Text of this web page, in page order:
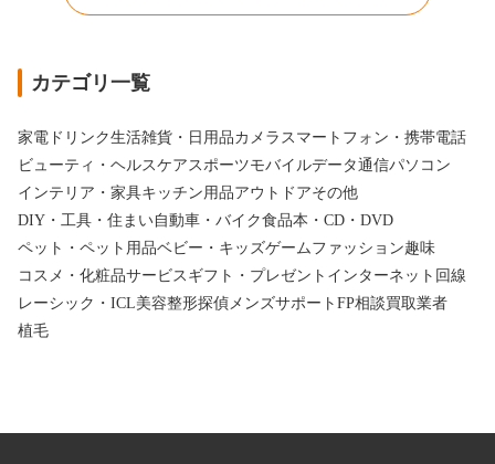
カテゴリ一覧
家電 ドリンク生活雑貨・日用品カメラ スマートフォン・携帯電話
ビューティ・ヘルスケアスポーツモバイルデータ通信パソコン
インテリア・家具キッチン用品アウトドアその他
DIY・工具・住まい自動車・バイク食品本・CD・DVD
ペット・ペット用品ベビー・キッズゲームファッション趣味
コスメ・化粧品サービス ギフト・プレゼント インターネット回線
レーシック・ICL美容整形探偵メンズサポート FP相談買取業者
植毛